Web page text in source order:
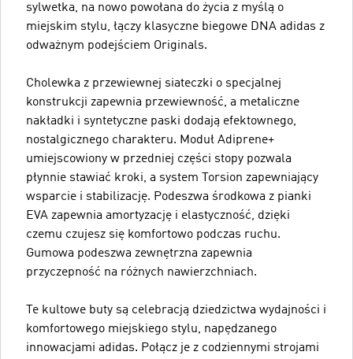
sylwetka, na nowo powołana do życia z myślą o
miejskim stylu, łączy klasyczne biegowe DNA adidas z
odważnym podejściem Originals.
Cholewka z przewiewnej siateczki o specjalnej
konstrukcji zapewnia przewiewność, a metaliczne
nakładki i syntetyczne paski dodają efektownego,
nostalgicznego charakteru. Moduł Adiprene+
umiejscowiony w przedniej części stopy pozwala
płynnie stawiać kroki, a system Torsion zapewniający
wsparcie i stabilizację. Podeszwa środkowa z pianki
EVA zapewnia amortyzację i elastyczność, dzięki
czemu czujesz się komfortowo podczas ruchu.
Gumowa podeszwa zewnętrzna zapewnia
przyczepność na różnych nawierzchniach.
Te kultowe buty są celebracją dziedzictwa wydajności i
komfortowego miejskiego stylu, napędzanego
innowacjami adidas. Połącz je z codziennymi strojami